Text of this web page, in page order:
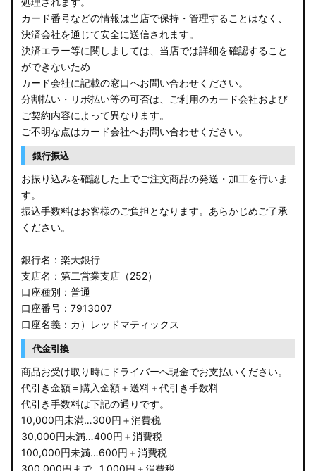
カード番号などの情報は当店で保持・管理することはなく、
決済会社を通じて安全に送信されます。
決済エラー等に関しましては、当店では詳細を確認すること
ができないため
カード会社に記載の窓口へお問い合わせください。
分割払い・リボ払い等の可否は、ご利用のカード会社および
ご契約内容によって異なります。
ご不明な点はカード会社へお問い合わせください。
銀行振込
お振り込みを確認した上でご注文商品の発送・加工を行いま
す。
振込手数料はお客様のご負担となります。あらかじめご了承
ください。
銀行名：楽天銀行
支店名：第二営業支店（252）
口座種別：普通
口座番号：7913007
口座名義：カ）レッドマティックス
代金引換
商品お受け取り時にドライバーへ現金でお支払いください。
代引き金額＝購入金額＋送料＋代引き手数料
代引き手数料は下記の通りです。
10,000円未満…300円＋消費税
30,000円未満…400円＋消費税
100,000円未満…600円＋消費税
300,000円まで…1,000円＋消費税